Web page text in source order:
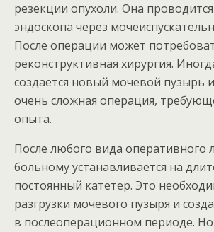
резекции опухоли. Она
эндоскопа через
После операции может
реконструктивная хирургия.
создается новый мочевой пузырь
очень сложная операция,
опыта.
После любого вида оперативного
больному устанавливается на
постоянный катетер. Это
разгрузки мочевого пузыря и
в послеоперационном периоде. Но